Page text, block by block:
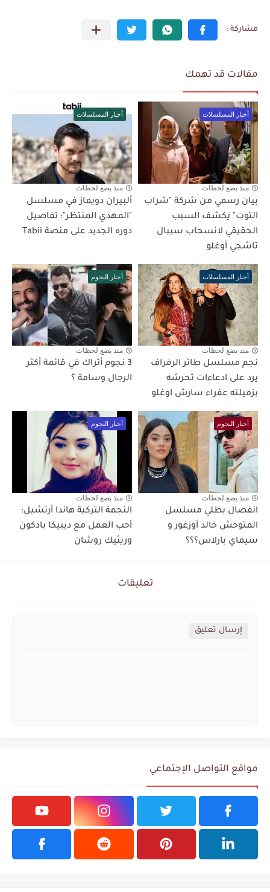
مقالات قد تهمك
أخبار المسلسلات
منذ بضع لحظات
بيان رسمي من شركة "شراب
التوت" يكشف السبب
الحقيقي لانسحاب سيبال
تاشجي أوغلو
أخبار المسلسلات
منذ بضع لحظات
ألبيران دويماز في مسلسل
"المهدي المنتظر": تفاصيل
دوره الجديد على منصة Tabii
أخبار المسلسلات
منذ بضع لحظات
نجم مسلسل طائر الرفراف
يرد على ادعاءات تحرشه
بزميلته عفراء سارش اوغلو
أخبار النجوم
منذ بضع لحظات
3 نجوم أتراك في قائمة أكثر
الرجال وسامة ؟
أخبار النجوم
منذ بضع لحظات
انفصال بطلي مسلسل
المتوحش خالد أوزغور و
سيماي بارلاس؟؟؟
أخبار النجوم
منذ بضع لحظات
النجمة التركية هاندا أرتشيل:
أحب العمل مع ديبيكا بادكون
وريثيك روشان
تعليقات
إرسال تعليق
مواقع التواصل الإجتماعي